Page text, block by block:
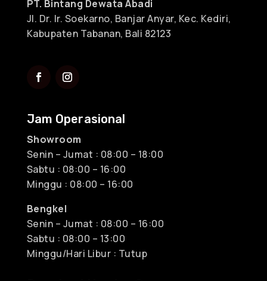
PT. Bintang Dewata Abadi
Jl. Dr. Ir. Soekarno, Banjar Anyar, Kec. Kediri,
Kabupaten Tabanan, Bali 82123
Jam Operasional
Showroom
Senin – Jumat : 08:00 – 18:00
Sabtu : 08:00 – 16:00
Minggu : 08:00 – 16:00
Bengkel
Senin – Jumat : 08:00 – 16:00
Sabtu : 08:00 – 13:00
Minggu/Hari Libur : Tutup